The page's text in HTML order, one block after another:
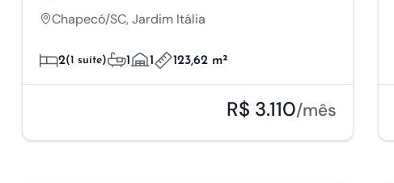
Chapecó/SC, Jardim Itália
2(1 suíte) 1 1 123,62 m²
R$ 3.110/mês